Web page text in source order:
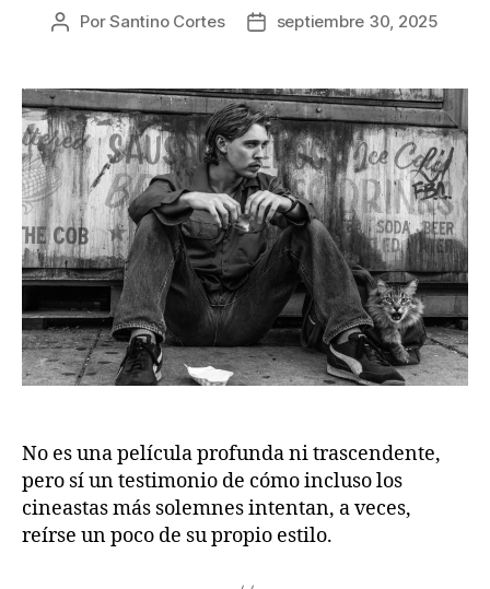
Autor
publicación
PorSantino Cortes
Fecha
publicación
septiembre 30, 2025
No es una película profunda ni trascendente,
pero sí un testimonio de cómo incluso los
cineastas más solemnes intentan, a veces,
reírse un poco de su propio estilo.